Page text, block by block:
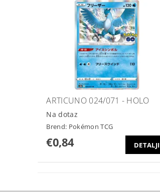
ARTICUNO 024/071 - HOLO
Na dotaz
Brend: Pokémon TCG
€0,84 DETALJI